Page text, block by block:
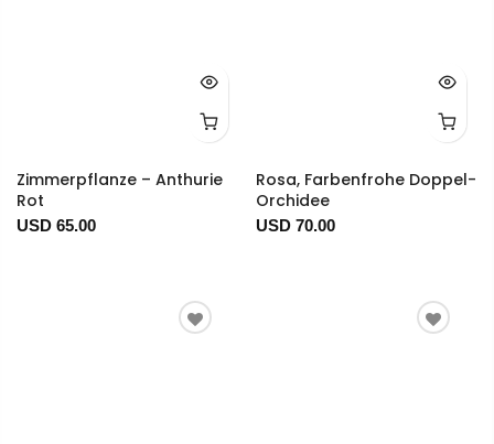
Zimmerpflanze – Anthurie
Rot
USD 65.00
Rosa, Farbenfrohe Doppel-
Orchidee
USD 70.00